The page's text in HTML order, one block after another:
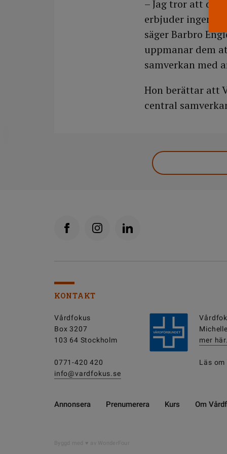
– Jag tror att det
erbjuder ingen
säger Barbro
uppmanar dem
samverkan med
Hon berättar att
central
KONTAKT
Vårdfokus
Box 3207
103 64 Stockholm
0771-420 420
info@vardfokus.se
mer här.
Läs
Annonsera Prenumerera Kurs Om
Byggd med av WonderFour